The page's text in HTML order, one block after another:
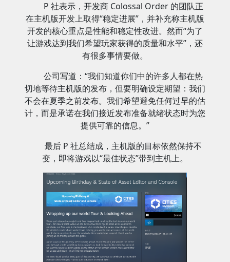
P 社表示，开发商 Colossal Order 的团队正
在主机版开发上取得“稳定进展”，并补充称主机版
开发的核心重点是性能和稳定性改进。然而“为了
让游戏达到我们希望玩家获得的质量和水平”，还
有很多事情要做。
公司写道：“我们知道你们中的许多人都在热
切地等待主机版的发布，但要明确设定期望：我们
不会在夏季之前发布。我们希望避免任何过早的估
计，而是承诺在我们接近发布准备就绪状态时为您
提供可靠的信息。”
最后 P 社总结成，主机版的目标依然保持不
变，即将游戏以“最佳状态”带到主机上。